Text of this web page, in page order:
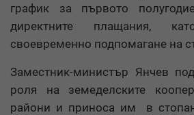
график за първото
директните плащания,
своевременно подпомагане на
Заместник-министър Янчев
роля на земеделските
райони и приноса им в